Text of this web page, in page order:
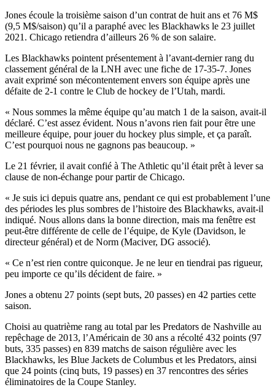
Jones écoule la troisième saison d’un contrat de huit ans et 76 M$
(9,5 M$/saison) qu’il a paraphé avec les Blackhawks le 23 juillet
2021. Chicago retiendra d’ailleurs 26 % de son salaire.
Les Blackhawks pointent présentement à l’avant-dernier rang du
classement général de la LNH avec une fiche de 17-35-7. Jones
avait exprimé son mécontentement envers son équipe après une
défaite de 2-1 contre le Club de hockey de l’Utah, mardi.
« Nous sommes la même équipe qu’au match 1 de la saison, avait-il
déclaré. C’est assez évident. Nous n’avons rien fait pour être une
meilleure équipe, pour jouer du hockey plus simple, et ça paraît.
C’est pourquoi nous ne gagnons pas beaucoup. »
Le 21 février, il avait confié à The Athletic qu’il était prêt à lever sa
clause de non-échange pour partir de Chicago.
« Je suis ici depuis quatre ans, pendant ce qui est probablement l’une
des périodes les plus sombres de l’histoire des Blackhawks, avait-il
indiqué. Nous allons dans la bonne direction, mais ma fenêtre est
peut-être différente de celle de l’équipe, de Kyle (Davidson, le
directeur général) et de Norm (Maciver, DG associé).
« Ce n’est rien contre quiconque. Je ne leur en tiendrai pas rigueur,
peu importe ce qu’ils décident de faire. »
Jones a obtenu 27 points (sept buts, 20 passes) en 42 parties cette
saison.
Choisi au quatrième rang au total par les Predators de Nashville au
repêchage de 2013, l’Américain de 30 ans a récolté 432 points (97
buts, 335 passes) en 839 matchs de saison régulière avec les
Blackhawks, les Blue Jackets de Columbus et les Predators, ainsi
que 24 points (cinq buts, 19 passes) en 37 rencontres des séries
éliminatoires de la Coupe Stanley.